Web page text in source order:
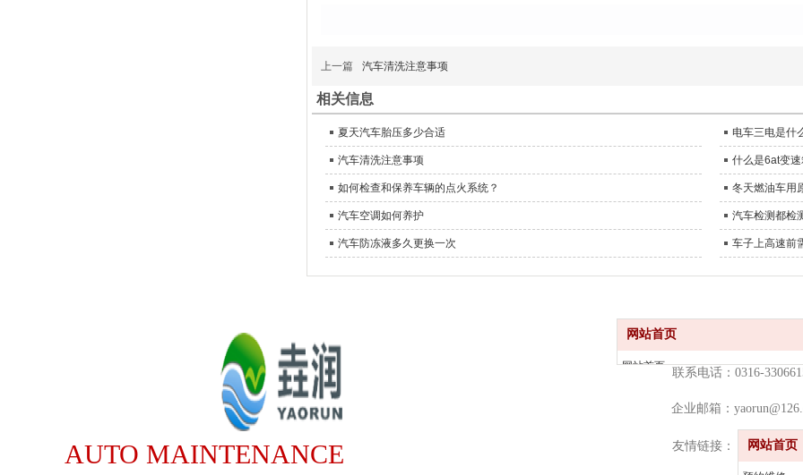
上一篇 汽车清洗注意事项
相关信息
夏天汽车胎压多少合适 电车三电是什
汽车清洗注意事项 什么是6at变速
如何检查和保养车辆的点火系统？ 冬天燃油车用
汽车空调如何养护 汽车检测都检
汽车防冻液多久更换一次 车子上高速前
网站首页
网站首页
网站首页
AUTO MAINTENANCE
联系电话：0316-
企业邮箱：
友情链接：